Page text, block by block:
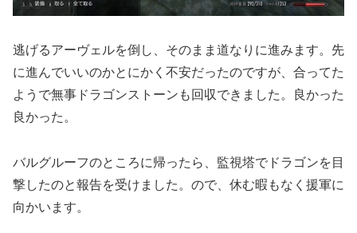
逃げるアーヴェルを倒し、そのまま道なりに進みます。先
に進んでいいのかとにかく不安だったのですが、合ってた
ようで無事ドラゴンストーンも回収できました。良かった
良かった。
バルグルーフのところに帰ったら、監視塔でドラゴンを目
撃したのと報告を受けました。ので、休む暇もなく援軍に
向かいます。